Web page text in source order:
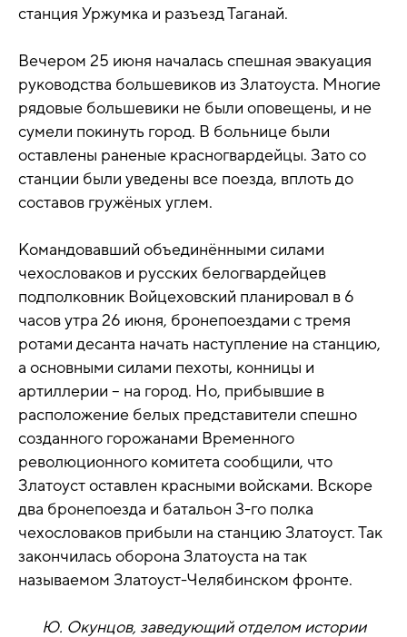
станция Уржумка и разъезд Таганай.
Вечером 25 июня началась спешная эвакуация
руководства большевиков из Златоуста. Многие
рядовые большевики не были оповещены, и не
сумели покинуть город. В больнице были
оставлены раненые красногвардейцы. Зато со
станции были уведены все поезда, вплоть до
составов гружёных углем.
Командовавший объединёнными силами
чехословаков и русских белогвардейцев
подполковник Войцеховский планировал в 6
часов утра 26 июня, бронепоездами с тремя
ротами десанта начать наступление на станцию,
а основными силами пехоты, конницы и
артиллерии – на город. Но, прибывшие в
расположение белых представители спешно
созданного горожанами Временного
революционного комитета сообщили, что
Златоуст оставлен красными войсками. Вскоре
два бронепоезда и батальон 3-го полка
чехословаков прибыли на станцию Златоуст. Так
закончилась оборона Златоуста на так
называемом Златоуст-Челябинском фронте.
Ю. Окунцов, заведующий отделом истории